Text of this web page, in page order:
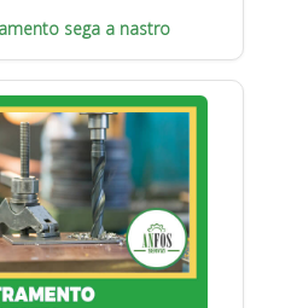
sega a nastro